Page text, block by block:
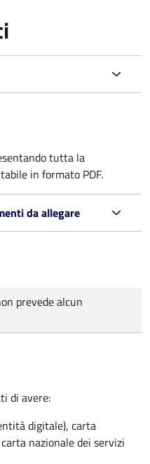
tutta la
in formato PDF.
da allegare
prevede alcun
di avere:
digitale), carta
nazionale dei servizi